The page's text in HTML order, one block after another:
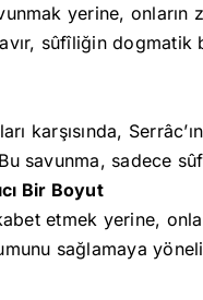
yerine,
sûfîliğin
karşısında,
savunma, sadece
Bir Boyut
etmek yerine,
sağlamaya